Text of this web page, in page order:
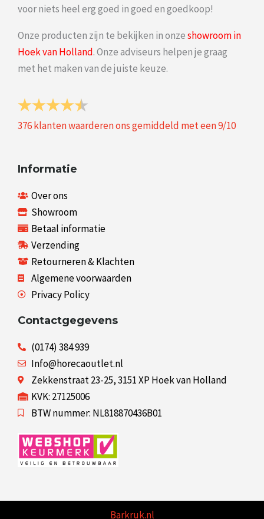
voor niets heel erg goed in goed en goedkoop!
Onze producten zijn te bekijken in onzeshowroom in
Hoek van Holland. Onze adviseurs helpen je graag
met het maken van de juiste keuze.
376klanten waarderen ons gemiddeld met een9/10
Informatie
Over ons
Showroom
Betaal informatie
Verzending
Retourneren & Klachten
Algemene voorwaarden
Privacy Policy
Contactgegevens
(0174) 384 939
Info@horecaoutlet.nl
Zekkenstraat 23-25, 3151 XP Hoek van Holland
KVK: 27125006
BTW nummer: NL818870436B01
Barkruk.nl